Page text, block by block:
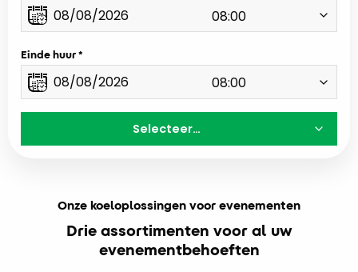
Einde huur
Selecteer…
Onze koeloplossingen voor evenementen
Drie assortimenten voor al uw
evenementbehoeften